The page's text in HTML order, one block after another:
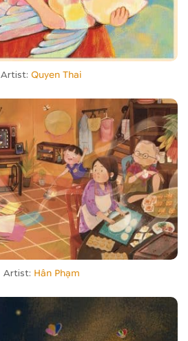
Artist: Quyen Thai
Artist: Hân Phạm